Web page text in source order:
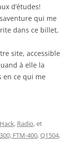
d’études!
qui me
dans ce billet,
site, accessible
à elle la
en ce qui me
Hack, Radio, et
FTM-400,Q1504,